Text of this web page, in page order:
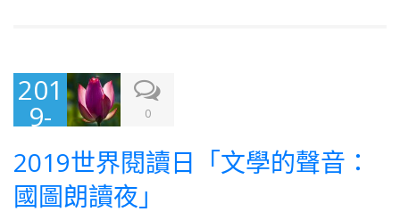
201
9-
12
0
2019世界閱讀日「文學的聲音：
國圖朗讀夜」